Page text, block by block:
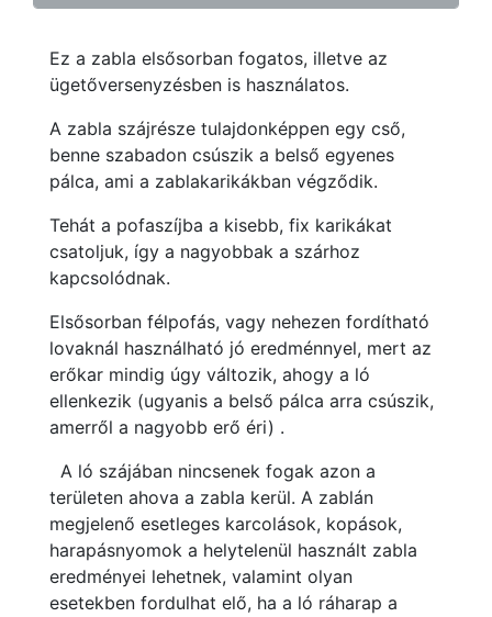
Ez a zabla elsősorban fogatos, illetve az
ügetőversenyzésben is használatos.
A zabla szájrésze tulajdonképpen egy cső,
benne szabadon csúszik a belső egyenes
pálca, ami a zablakarikákban végződik.
Tehát a pofaszíjba a kisebb, fix karikákat
csatoljuk, így a nagyobbak a szárhoz
kapcsolódnak.
Elsősorban félpofás, vagy nehezen fordítható
lovaknál használható jó eredménnyel, mert az
erőkar mindig úgy változik, ahogy a ló
ellenkezik (ugyanis a belső pálca arra csúszik,
amerről a nagyobb erő éri) .
A ló szájában nincsenek fogak azon a
területen ahova a zabla kerül. A zablán
megjelenő esetleges karcolások, kopások,
harapásnyomok a helytelenül használt zabla
eredményei lehetnek, valamint olyan
esetekben fordulhat elő, ha a ló ráharap a